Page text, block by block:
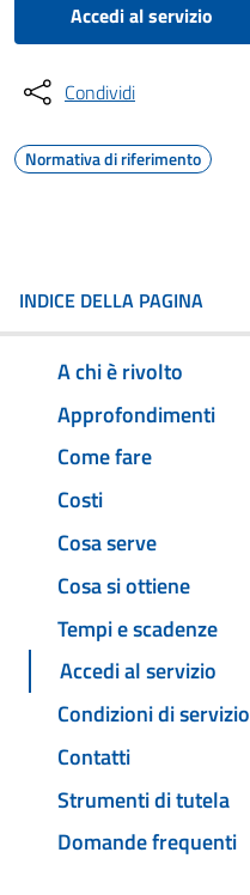
Accedi al servizio
Condividi
Normativa di riferimento
INDICE DELLA PAGINA
A chi è rivolto
Approfondimenti
Come fare
Costi
Cosa serve
Cosa si ottiene
Tempi e scadenze
Accedi al servizio
Condizioni di servizio
Contatti
Strumenti di tutela
Domande frequenti